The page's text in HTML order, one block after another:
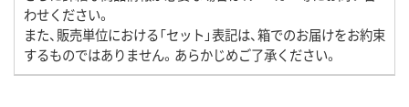
わせください。
また、販売単位における「セット」表記は、箱でのお届けをお約束
するものではありません。あらかじめご了承ください。